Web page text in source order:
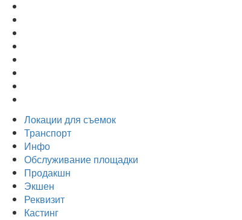
Локации для съемок
Транспорт
Инфо
Обслуживание площадки
Продакшн
Экшен
Реквизит
Кастинг